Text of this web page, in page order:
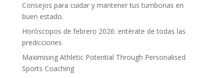
Consejos para cuidar y mantener tus tumbonas en
buen estado.
Horóscopos de febrero 2026: entérate de todas las
predicciones
Maximising Athletic Potential Through Personalised
Sports Coaching